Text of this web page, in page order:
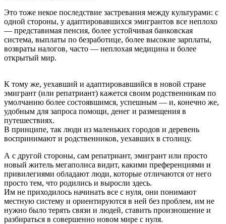
Это тоже некое последствие застревания между культурами: с
одной стороны, у адаптировавшихся эмигрантов все неплохо
— представимая пенсия, более устойчивая банковская
система, выплаты по безработице, более высокие зарплаты,
возвраты налогов, часто — неплохая медицина и более
открытый мир.
К тому же, уехавший и адаптировавшийся в новой стране
эмигрант (или репатриант) кажется своим родственникам по
умолчанию более состоявшимся, успешным — и, конечно же,
удобным для запроса помощи, денег и размещения в
путешествиях.
В принципе, так люди из маленьких городов и деревень
воспринимают и родственников, уехавших в столицу.
А с другой стороны, сам репатриант, эмигрант или просто
новый житель мегаполиса видит, какими преференциями и
привилегиями обладают люди, которые отличаются от него
просто тем, что родились и выросли здесь.
Им не приходилось начинать все с нуля, они понимают
местную систему и ориентируются в ней без проблем, им не
нужно было терять связи и людей, ставить произношение и
разбираться в совершенно новом мире с нуля.